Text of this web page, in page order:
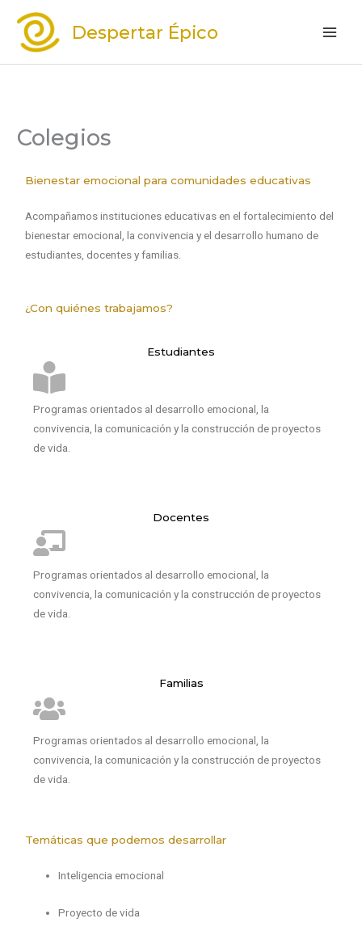
contenido
Despertar Épico
Colegios
Bienestar emocional para comunidades educativas
Acompañamos instituciones educativas en el fortalecimiento del
bienestar emocional, la convivencia y el desarrollo humano de
estudiantes, docentes y familias.
¿Con quiénes trabajamos?
Estudiantes
Programas orientados al desarrollo emocional, la
convivencia, la comunicación y la construcción de proyectos
de vida.
Docentes
Programas orientados al desarrollo emocional, la
convivencia, la comunicación y la construcción de proyectos
de vida.
Familias
Programas orientados al desarrollo emocional, la
convivencia, la comunicación y la construcción de proyectos
de vida.
Temáticas que podemos desarrollar
Inteligencia emocional
Proyecto de vida